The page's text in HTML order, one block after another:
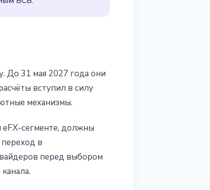
До 31 мая 2027 года они
вступил в силу
механизмы.
сегменте, должны
в
перед выбором